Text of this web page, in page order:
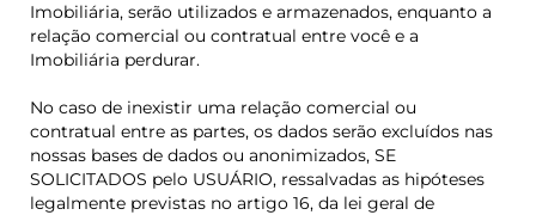
Imobiliária, serão utilizados e armazenados, enquanto a
relação comercial ou contratual entre você e a
Imobiliária perdurar.
No caso de inexistir uma relação comercial ou
contratual entre as partes, os dados serão excluídos nas
nossas bases de dados ou anonimizados, SE
SOLICITADOS pelo USUÁRIO, ressalvadas as hipóteses
legalmente previstas no artigo 16, da lei geral de